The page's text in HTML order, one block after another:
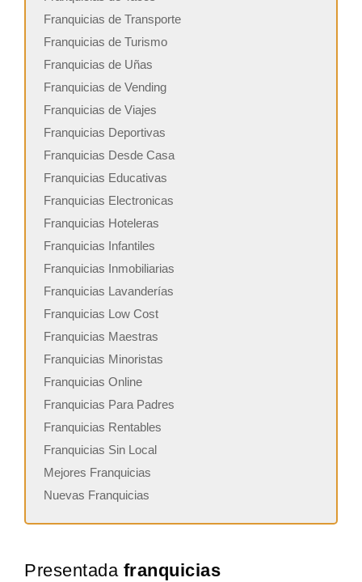
Franquicias de Transporte
Franquicias de Turismo
Franquicias de Uñas
Franquicias de Vending
Franquicias de Viajes
Franquicias Deportivas
Franquicias Desde Casa
Franquicias Educativas
Franquicias Electronicas
Franquicias Hoteleras
Franquicias Infantiles
Franquicias Inmobiliarias
Franquicias Lavanderías
Franquicias Low Cost
Franquicias Maestras
Franquicias Minoristas
Franquicias Online
Franquicias Para Padres
Franquicias Rentables
Franquicias Sin Local
Mejores Franquicias
Nuevas Franquicias
Presentada franquicias